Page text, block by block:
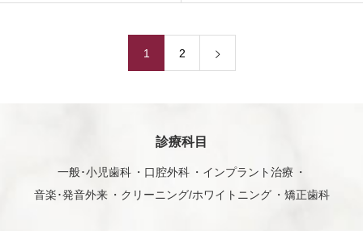
1 2
診療科目
一般･小児歯科 口腔外科
インプラント治療
音楽･発音外来
クリーニング/ホワイトニング 矯正歯科